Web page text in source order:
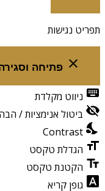
תפריט נגישות
close פתיחה
keyboard ניווט מקלדת
visibility_off ביטול אנימציות /
nights_stay
Contrast
format_size הגדלת טקסט
text_fields הקטנת טקסט
font_download גופן קריא